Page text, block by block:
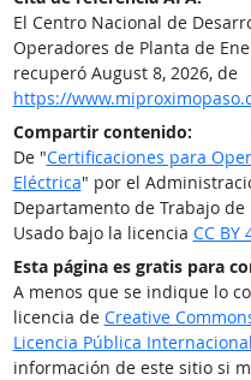
El Centro Nacional de
Operadores de Planta de
recuperó August 8, 2026, de
https://
Compartir contenido:
De "Certificaciones para
Eléctrica" por el
Departamento de Trabajo de
Usado bajo la licencia CC BY
Esta página es gratis para
A menos que se indique lo
licencia de Creative
Licencia Pública Internacional
información de este sitio si